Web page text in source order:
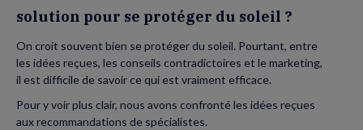
solution pour se protéger du soleil ?
On croit souvent bien se protéger du soleil. Pourtant, entre
les idées reçues, les conseils contradictoires et le marketing,
il est difficile de savoir ce qui est vraiment efficace.
Pour y voir plus clair, nous avons confronté les idées reçues
aux recommandations de spécialistes.